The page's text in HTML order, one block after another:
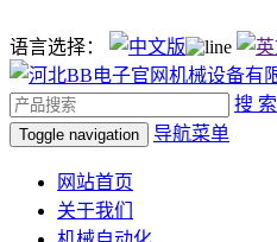
语言选择：
搜 索
Toggle navigation 导航菜单
网站首页
关于我们